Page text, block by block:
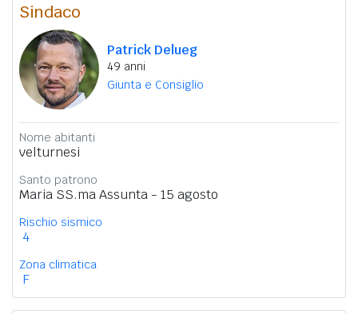
Sindaco
Patrick Delueg
49 anni
Giunta e Consiglio
Nome abitanti
velturnesi
Santo patrono
Maria SS.ma Assunta - 15 agosto
Rischio sismico
4
Zona climatica
F